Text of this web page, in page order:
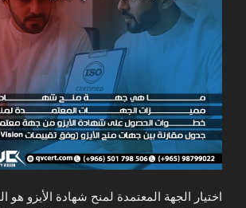
اختيار الجهة المعتمدة لمنح شهادة الأيزو هو